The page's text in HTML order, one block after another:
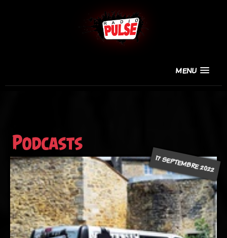
MENU
Podcasts
17 SEPTEMBRE 2022